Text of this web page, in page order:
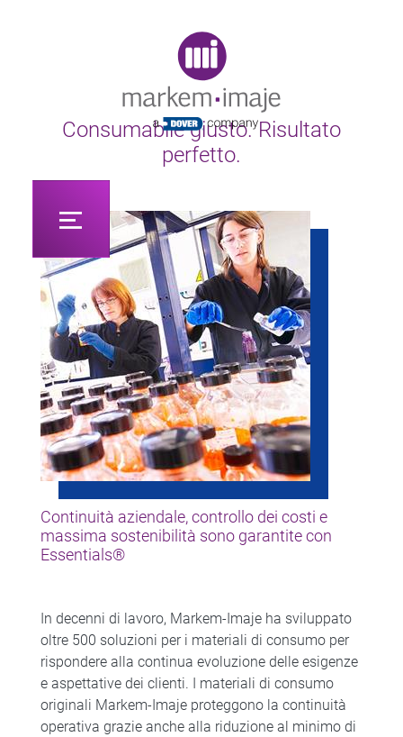
Consumabile giusto. Risultato
perfetto.
Continuità aziendale, controllo dei costi e
massima sostenibilità sono garantite con
Essentials®
In decenni di lavoro, Markem-Imaje ha sviluppato
oltre 500 soluzioni per i materiali di consumo per
rispondere alla continua evoluzione delle esigenze
e aspettative dei clienti. I materiali di consumo
originali Markem-Imaje proteggono la continuità
operativa grazie anche alla riduzione al minimo di